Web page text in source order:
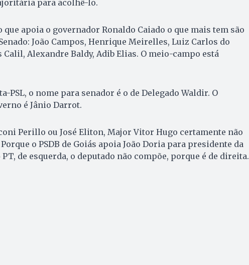
para acolhê-lo.
apoia o governador Ronaldo Caiado o que mais tem são
João Campos, Henrique Meirelles, Luiz Carlos do
Calil, Alexandre Baldy, Adib Elias. O meio-campo está
PSL, o nome para senador é o de Delegado Waldir. O
é Jânio Darrot.
Perillo ou José Eliton, Major Vitor Hugo certamente não
o PSDB de Goiás apoia João Doria para presidente da
de esquerda, o deputado não compõe, porque é de direita.